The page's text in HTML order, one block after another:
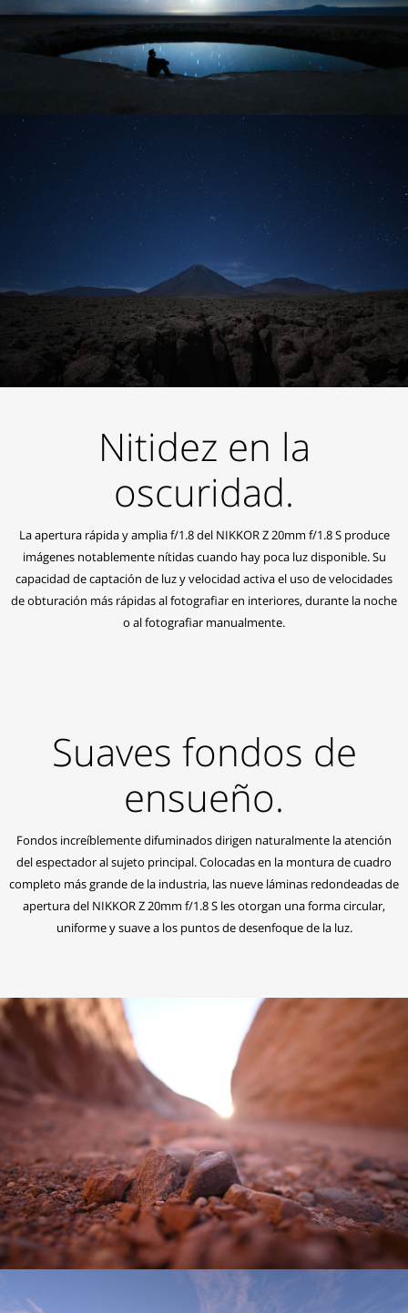
Nitidez en la
oscuridad.
La apertura rápida y amplia f/1.8 del NIKKOR Z 20mm f/1.8 S produce
imágenes notablemente nítidas cuando hay poca luz disponible. Su
capacidad de captación de luz y velocidad activa el uso de velocidades
de obturación más rápidas al fotografiar en interiores, durante la noche
o al fotografiar manualmente.
Suaves fondos de
ensueño.
Fondos increíblemente difuminados dirigen naturalmente la atención
del espectador al sujeto principal. Colocadas en la montura de cuadro
completo más grande de la industria, las nueve láminas redondeadas de
apertura del NIKKOR Z 20mm f/1.8 S les otorgan una forma circular,
uniforme y suave a los puntos de desenfoque de la luz.